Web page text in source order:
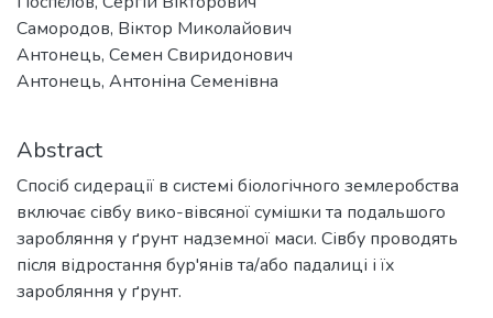
Самородов, Віктор Миколайович
Антонець, Семен Свиридонович
Антонець, Антоніна Семенівна
Abstract
Спосіб сидерації в системі біологічного землеробства
включає сівбу вико-вівсяної сумішки та подальшого
заробляння у ґрунт надземної маси. Сівбу проводять
після відростання бур'янів та/або падалиці і їх
заробляння у ґрунт.